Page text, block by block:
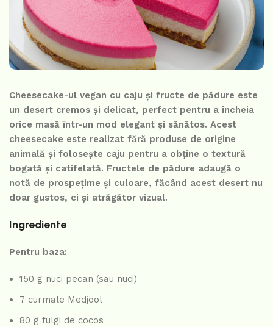
Cheesecake-ul vegan cu caju și fructe de pădure este
un desert cremos și delicat, perfect pentru a încheia
orice masă într-un mod elegant și sănătos. Acest
cheesecake este realizat fără produse de origine
animală și folosește caju pentru a obține o textură
bogată și catifelată. Fructele de pădure adaugă o
notă de prospețime și culoare, făcând acest desert nu
doar gustos, ci și atrăgător vizual.
Ingrediente
Pentru baza:
150 g nuci pecan (sau nuci)
7 curmale Medjool
80 g fulgi de cocos